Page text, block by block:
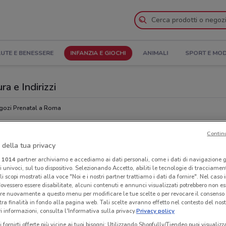
E BENESSERE INFANZIA E GIOCHI ANIMALI SPORT E
e Indirizzi
Prenatal a Roma
della tua privacy
1014partner archiviamo e accediamo ai dati personali, come i dati di navigazione
sul tuo dispositivo. Selezionando Accetto, abiliti le tecnologie di
scopi mostrati alla voce "Noi e i nostri partner trattiamo i dati da fornire". Nel caso
essere disabilitate, alcuni contenuti e annunci visualizzati potrebbero non
nuovamente a questo menu per modificare le tue scelte o per revocare il
finalità in fondo alla pagina web. Tali scelte avranno effetto nel contesto del
informazioni, consulta l'Informativa sulla privacy.Privacy policy